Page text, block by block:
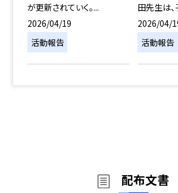
が更新されていく。...
2026/04/19
活動報告
田先生は
2026/04/
活動報告
配布文書